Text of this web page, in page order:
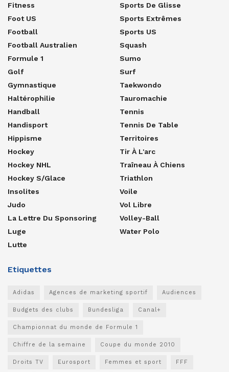
Fitness
Foot US
Football
Football Australien
Formule 1
Golf
Gymnastique
Haltérophilie
Handball
Handisport
Hippisme
Hockey
Hockey NHL
Hockey S/glace
Insolites
Judo
La Lettre Du Sponsoring
Luge
Lutte
Sports De Glisse
Sports Extrêmes
Sports US
Squash
Sumo
Surf
Taekwondo
Tauromachie
Tennis
Tennis De Table
Territoires
Tir À L'arc
Traîneau À Chiens
Triathlon
Voile
Vol Libre
Volley-Ball
Water Polo
Etiquettes
Adidas Agences de marketing sportif Audiences
Budgets des clubs Bundesliga Canal+
Championnat du monde de Formule 1
Chiffre de la semaine Coupe du monde 2010
Droits TV Eurosport Femmes et sport FFF